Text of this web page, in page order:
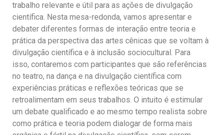
trabalho relevante e útil para as ações de divulgação
científica. Nesta mesa-redonda, vamos apresentar e
debater diferentes formas de interação entre teoria e
prática da perspectiva das artes cênicas que se voltam à
divulgação científica e à inclusão sociocultural. Para
isso, contaremos com participantes que são referências
no teatro, na dança e na divulgação científica com
experiências práticas e reflexões teóricas que se
retroalimentam em seus trabalhos. O intuito é estimular
um debate qualificado e ao mesmo tempo realista sobre
como prática e teoria podem dialogar de forma mais